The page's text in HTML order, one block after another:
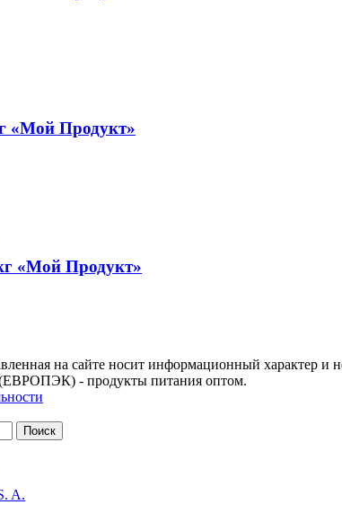
«Мой Продукт»
«Мой Продукт»
на сайте носит информационный характер
- продукты питания оптом.
Поиск
A.